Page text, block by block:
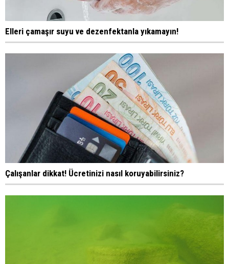
Elleri çamaşır suyu ve dezenfektanla yıkamayın!
Çalışanlar dikkat! Ücretinizi nasıl koruyabilirsiniz?